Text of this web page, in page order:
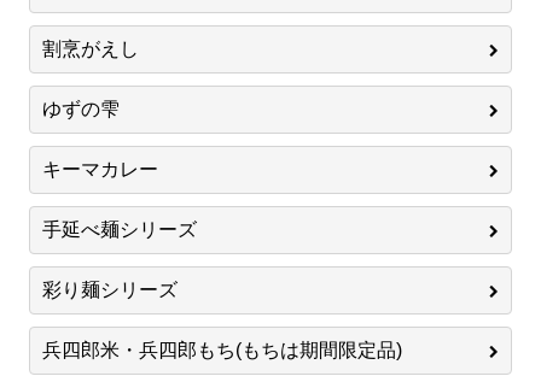
割烹がえし
ゆずの雫
キーマカレー
手延べ麺シリーズ
彩り麺シリーズ
兵四郎米・兵四郎もち(もちは期間限定品)